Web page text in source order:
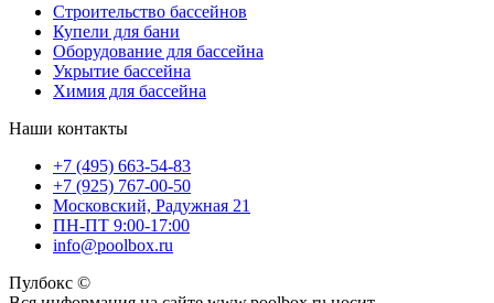
Строительство бассейнов
Купели для бани
Оборудование для бассейна
Укрытие бассейна
Химия для бассейна
Наши контакты
+7 (495) 663-54-83
+7 (925) 767-00-50
Московский, Радужная 21
ПН-ПТ 9:00-17:00
info@poolbox.ru
Пулбокс ©